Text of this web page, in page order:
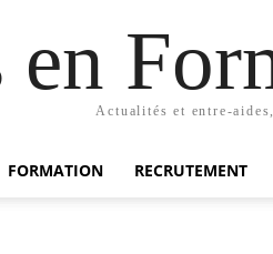
en
Actualités et entre-
FORMATION RECRUTEMENT